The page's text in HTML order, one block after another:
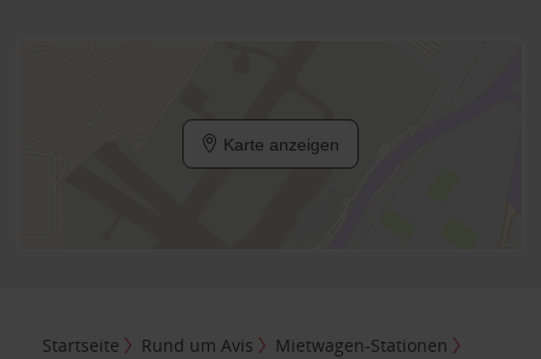
Karte anzeigen
Startseite Rund um Avis
Mietwagen-Stationen